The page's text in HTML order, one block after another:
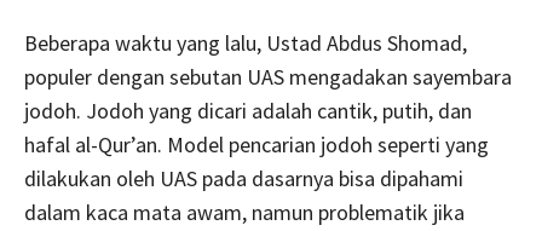
Beberapa waktu yang lalu, Ustad Abdus Shomad,
populer dengan sebutan UAS mengadakan sayembara
jodoh. Jodoh yang dicari adalah cantik, putih, dan
hafal al-Qur’an. Model pencarian jodoh seperti yang
dilakukan oleh UAS pada dasarnya bisa dipahami
dalam kaca mata awam, namun problematik jika